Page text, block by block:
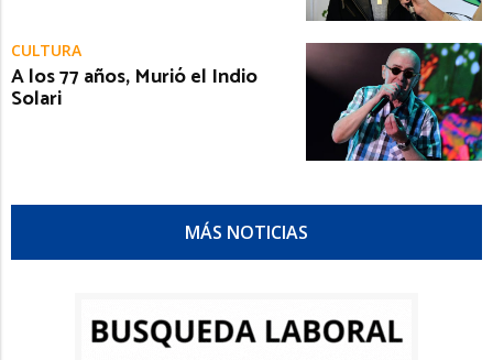
CULTURA
A los 77 años, Murió el Indio
Solari
MÁS NOTICIAS